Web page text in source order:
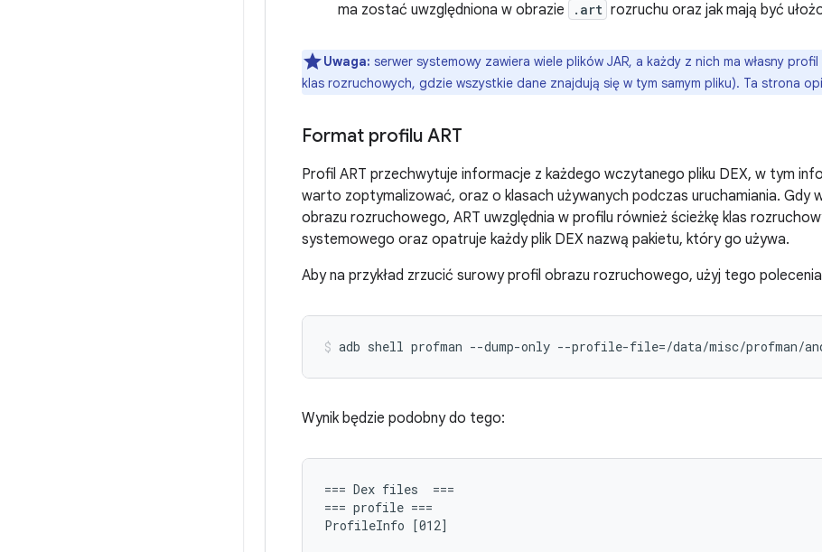
ma zostać uwzględniona w obrazie
.art rozruchu oraz jak mają być
Uwaga: serwer systemowy zawiera wiele plików JAR, a każdy z nich ma własny
klas rozruchowych, gdzie wszystkie dane znajdują się w tym samym pliku). Ta strona
Format profilu ART
Profil ART przechwytuje informacje z każdego wczytanego pliku DEX, w tym
warto zoptymalizować, oraz o klasach używanych podczas uruchamiania. Gdy
obrazu rozruchowego, ART uwzględnia w profilu również ścieżkę klas
systemowego oraz opatruje każdy plik DEX nazwą pakietu, który go używa.
Aby na przykład zrzucić surowy profil obrazu rozruchowego, użyj tego
adb shell profman --dump-only --profile-file=/data/misc/profman/
Wynik będzie podobny do tego:
=== Dex files  ===
=== profile ===
ProfileInfo [012]